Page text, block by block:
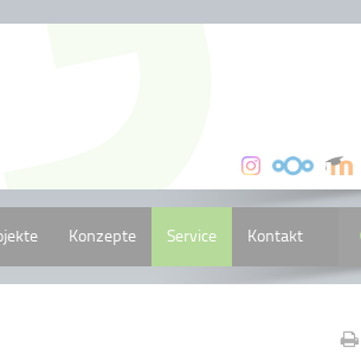
Konzepte Service Kontakt